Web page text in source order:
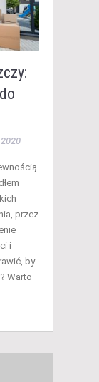
przez
i
by
Warto